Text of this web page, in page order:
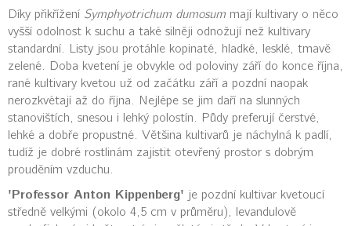
Díky přikřížení Symphyotrichum dumosum mají kultivary o něco
vyšší odolnost k suchu a také silněji odnožují než kultivary
standardní. Listy jsou protáhle kopinaté, hladké, lesklé, tmavě
zelené. Doba kvetení je obvykle od poloviny září do konce října,
rané kultivary kvetou už od začátku září a pozdní naopak
nerozkvétají až do října. Nejlépe se jim daří na slunných
stanovištích, snesou i lehký polostín. Půdy preferují čerstvé,
lehké a dobře propustné. Většina kultivarů je náchylná k padlí,
tudíž je dobré rostlinám zajistit otevřený prostor s dobrým
prouděním vzduchu.
'Professor Anton Kippenberg' je pozdní kultivar kvetoucí
středně velkými (okolo 4,5 cm v průměru), levandulově